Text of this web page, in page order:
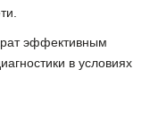
эффективным
в условиях